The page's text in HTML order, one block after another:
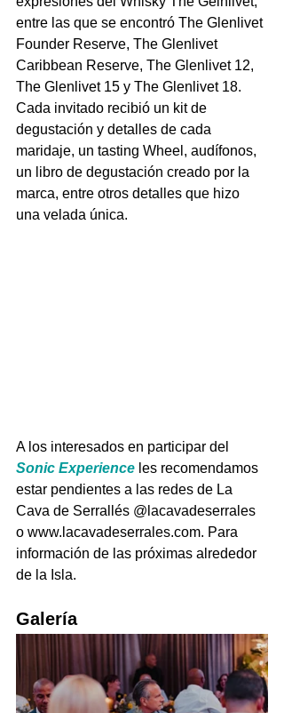
entre las que se encontró The Glenlivet
Founder Reserve, The Glenlivet
Caribbean Reserve, The Glenlivet 12,
The Glenlivet 15 y The Glenlivet 18.
Cada invitado recibió un kit de
degustación y detalles de cada
maridaje, un tasting Wheel, audífonos,
un libro de degustación creado por la
marca, entre otros detalles que hizo
una velada única.
A los interesados en participar del
Sonic Experience les recomendamos
estar pendientes a las redes de La
Cava de Serrallés @lacavadeserrales
o www.lacavadeserrales.com. Para
información de las próximas alrededor
de la Isla.
Galería